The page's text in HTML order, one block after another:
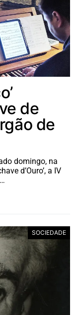
de
de
domingo, na
d’Ouro’, a IV
SOCIEDADE